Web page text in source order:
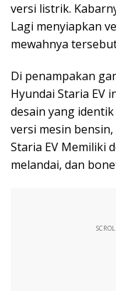
versi listrik.
Lagi menyiapkan
mewahnya
Di penampakan
Hyundai Staria EV
desain yang
versi mesin
Staria EV Memiliki
melandai, dan